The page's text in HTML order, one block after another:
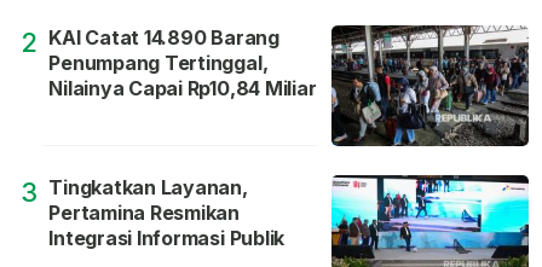
2 KAI Catat 14.890 Barang
Penumpang Tertinggal,
Nilainya Capai Rp10,84 Miliar
3 Tingkatkan Layanan,
Pertamina Resmikan
Integrasi Informasi Publik